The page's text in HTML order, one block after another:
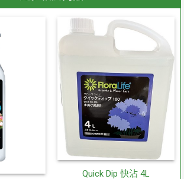
Quick Dip 快沾 4L